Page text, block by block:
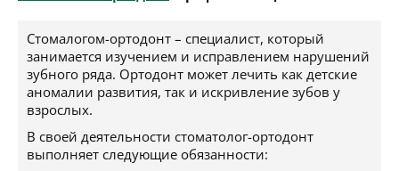
Стомалогом-ортодонт – специалист, который
занимается изучением и исправлением нарушений
зубного ряда. Ортодонт может лечить как детские
аномалии развития, так и искривление зубов у
взрослых.
В своей деятельности стоматолог-ортодонт
выполняет следующие обязанности: